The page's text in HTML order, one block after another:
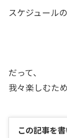
スケジュール
だって、
我々楽しむた
この記事を